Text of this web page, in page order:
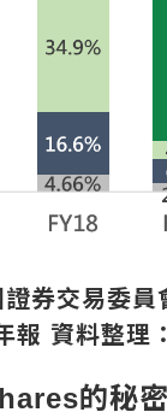
券交易委員
報 資料整理
的秘